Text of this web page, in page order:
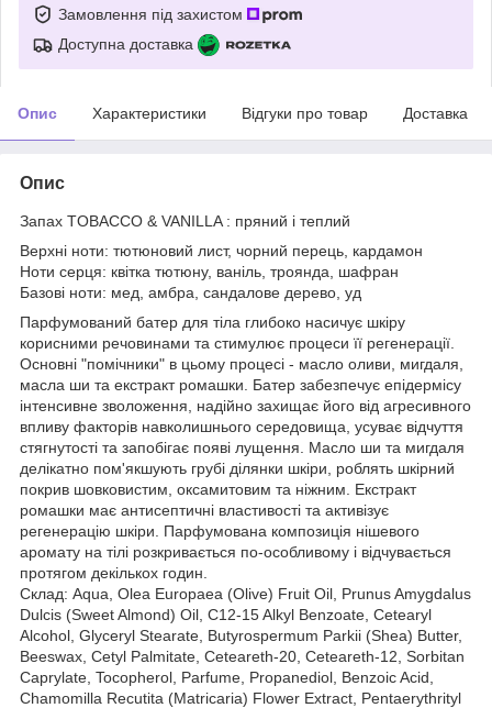
Замовлення під захистом
Доступна доставка
Опис Характеристики Відгуки про товар Доставка
Опис
Запах TOBACCO & VANILLA : пряний і теплий
Верхні ноти: тютюновий лист, чорний перець, кардамон
Ноти серця: квітка тютюну, ваніль, троянда, шафран
Базові ноти: мед, амбра, сандалове дерево, уд
Парфумований батер для тіла глибоко насичує шкіру
корисними речовинами та стимулює процеси її регенерації.
Основні "помічники" в цьому процесі - масло оливи, мигдаля,
масла ши та екстракт ромашки. Батер забезпечує епідермісу
інтенсивне зволоження, надійно захищає його від агресивного
впливу факторів навколишнього середовища, усуває відчуття
стягнутості та запобігає появі лущення. Масло ши та мигдаля
делікатно пом'якшують грубі ділянки шкіри, роблять шкірний
покрив шовковистим, оксамитовим та ніжним. Екстракт
ромашки має антисептичні властивості та активізує
регенерацію шкіри. Парфумована композиція нішевого
аромату на тілі розкривається по-особливому і відчувається
протягом декількох годин.
Cклад: Aqua, Olea Europaea (Olive) Fruit Oil, Prunus Amygdalus
Dulcis (Sweet Almond) Oil, C12-15 Alkyl Benzoate, Cetearyl
Alcohol, Glyceryl Stearate, Butyrospermum Parkii (Shea) Butter,
Beeswax, Cetyl Palmitate, Ceteareth-20, Ceteareth-12, Sorbitan
Caprylate, Tocopherol, Parfume, Propanediol, Benzoic Acid,
Chamomilla Recutita (Matricaria) Flower Extract, Pentaerythrityl